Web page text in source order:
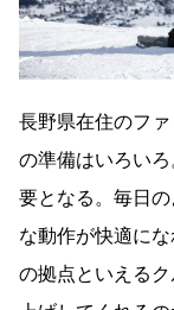
長野県在住のフ
の準備はいろい
要となる。毎日
な動作が快適に
の拠点といえる